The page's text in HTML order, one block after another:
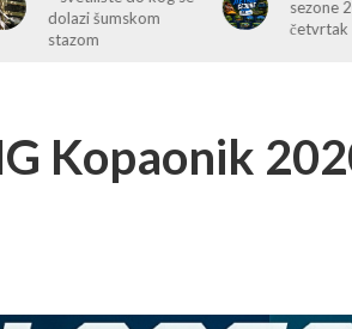
sezone 2026 u
četvrtak 25. juna
Kopaonik